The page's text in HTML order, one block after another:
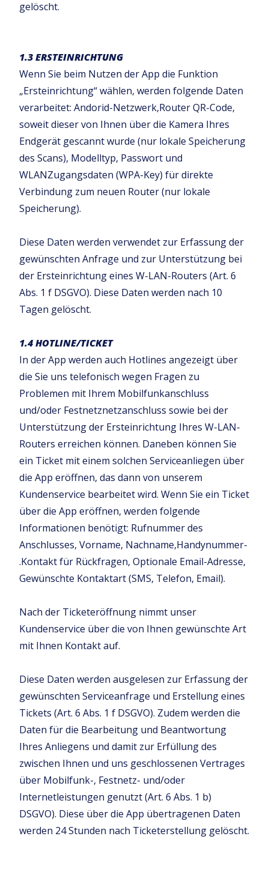
gelöscht.
1.3 ERSTEINRICHTUNG
Wenn Sie beim Nutzen der App die Funktion
„Ersteinrichtung“ wählen, werden folgende Daten
verarbeitet: Andorid-Netzwerk,Router QR-Code,
soweit dieser von Ihnen über die Kamera Ihres
Endgerät gescannt wurde (nur lokale Speicherung
des Scans), Modelltyp, Passwort und
WLANZugangsdaten (WPA-Key) für direkte
Verbindung zum neuen Router (nur lokale
Speicherung).
Diese Daten werden verwendet zur Erfassung der
gewünschten Anfrage und zur Unterstützung bei
der Ersteinrichtung eines W-LAN-Routers (Art. 6
Abs. 1 f DSGVO). Diese Daten werden nach 10
Tagen gelöscht.
1.4 HOTLINE/TICKET
In der App werden auch Hotlines angezeigt über
die Sie uns telefonisch wegen Fragen zu
Problemen mit Ihrem Mobilfunkanschluss
und/oder Festnetznetzanschluss sowie bei der
Unterstützung der Ersteinrichtung Ihres W-LAN-
Routers erreichen können. Daneben können Sie
ein Ticket mit einem solchen Serviceanliegen über
die App eröffnen, das dann von unserem
Kundenservice bearbeitet wird. Wenn Sie ein Ticket
über die App eröffnen, werden folgende
Informationen benötigt: Rufnummer des
Anschlusses, Vorname, Nachname,Handynummer-
.Kontakt für Rückfragen, Optionale Email-Adresse,
Gewünschte Kontaktart (SMS, Telefon, Email).
Nach der Ticketeröffnung nimmt unser
Kundenservice über die von Ihnen gewünschte Art
mit Ihnen Kontakt auf.
Diese Daten werden ausgelesen zur Erfassung der
gewünschten Serviceanfrage und Erstellung eines
Tickets (Art. 6 Abs. 1 f DSGVO). Zudem werden die
Daten für die Bearbeitung und Beantwortung
Ihres Anliegens und damit zur Erfüllung des
zwischen Ihnen und uns geschlossenen Vertrages
über Mobilfunk-, Festnetz- und/oder
Internetleistungen genutzt (Art. 6 Abs. 1 b)
DSGVO). Diese über die App übertragenen Daten
werden 24 Stunden nach Ticketerstellung gelöscht.